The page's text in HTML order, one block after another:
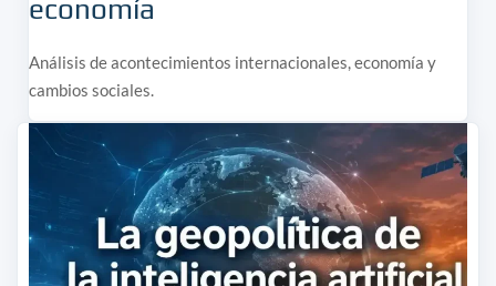
economía
Análisis de acontecimientos internacionales, economía y
cambios sociales.